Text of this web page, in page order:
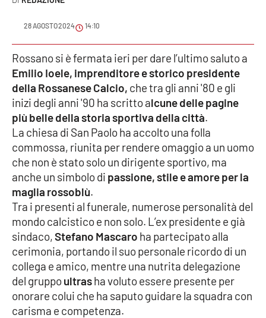
Editoriali
VIDEO
Ambiente
Cronaca
Cultura
Economia e Lavoro
Politica
Sanità
Società
Sport
28 AGOSTO 2024 14:10
Rossano si è fermata ieri per dare l’ultimo saluto a
Emilio Ioele, imprenditore e storico presidente
della Rossanese Calcio, che tra gli anni '80 e gli
inizi degli anni '90 ha scritto alcune delle pagine
più belle della storia sportiva della città.
La chiesa di San Paolo ha accolto una folla
commossa, riunita per rendere omaggio a un uomo
che non è stato solo un dirigente sportivo, ma
anche un simbolo di passione, stile e amore per la
maglia rossoblù.
Tra i presenti al funerale, numerose personalità del
mondo calcistico e non solo. L’ex presidente e già
sindaco,Stefano Mascaro ha partecipato alla
cerimonia, portando il suo personale ricordo di un
collega e amico, mentre una nutrita delegazione
del gruppoultrasha voluto essere presente per
onorare colui che ha saputo guidare la squadra con
carisma e competenza.